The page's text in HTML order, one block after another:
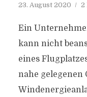
23. August 2020 2
Ein
kann nicht
eines
nahe gelegenen